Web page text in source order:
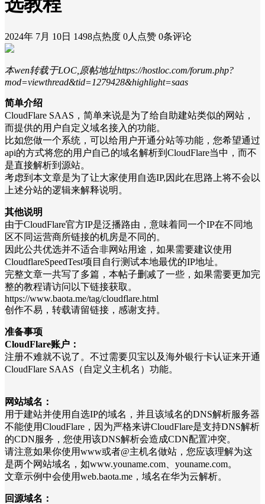
选教程
2024年 7月 10日 1498点热度 0人点赞 0条评论
本wen转载于LOC,原帖地址https://hostloc.com/forum.php?
mod=viewthread&tid=1279428&highlight=saas
简单介绍
CloudFlare SAAS，简单来说是为了给自助建站类似的网站，
而提供的用户自定义域名接入的功能。
比如您做一个系统，可以给用户开通分站等功能，您希望通过
api的方式将您的用户自己的域名解析到CloudFlare当中，而不
是直接解析到源站。
考虑到本文章是为了让大家使用自选IP,因此在思路上将不会以
上述分站的逻辑来解释说明。
其他说明
由于CloudFlare官方IP是泛播路由，意味着同一个IP在不同地
区不同运营商所链接的机房是不同的。
因此公共优选并不适合非网站用途，如果需要建议使用
CloudflareSpeedTest项目自行测试本地最优的IP地址。
完整文章一共写了多篇，本帖子删减了一些，如果需要更加完
整的教程请访问以下链接获取。
https://www.baota.me/tag/cloudflare.html
创作不易，转载请留链接，感谢支持。
准备事项
CloudFlare账户：
注册不难就不说了。不过需要贝宝以及海外银行卡认证来开通
CloudFlare SAAS（自定义主机名）功能。
网站域名：
用于建站并使用自选IP的域名，并且该域名的DNS解析服务器
不能使用CloudFlare，因为严格来讲CloudFlare是支持DNS解析
的CDN服务，您使用该DNS解析会造成CDN配置冲突。
请注意如果你使用www或者@主机名做站，您应该理解为这
是两个网站域名，如www.youname.com、youname.com。
文章示例中会使用web.baota.me，域名在华为云解析。
回源域名：